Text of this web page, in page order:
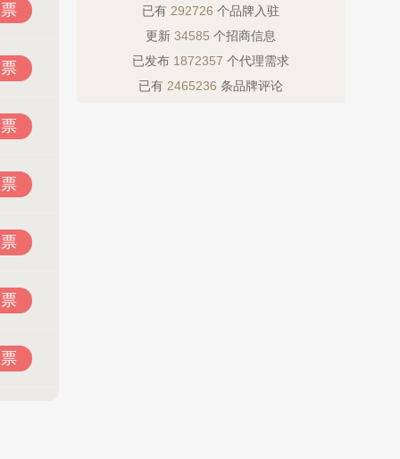
已有 292726 个品牌入驻
更新 34585 个招商信息
已发布 1872357 个代理需求
已有 2465236 条品牌评论